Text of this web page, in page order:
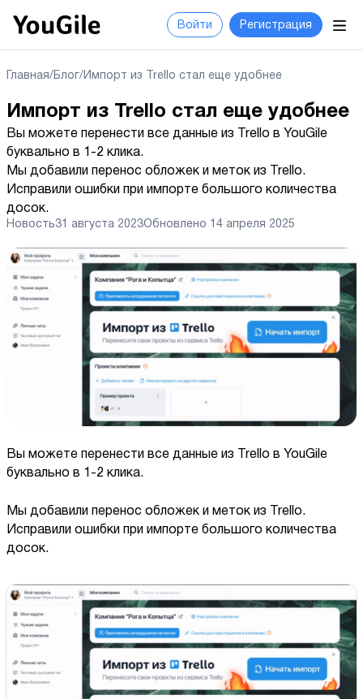
Войти Регистрация
Главная/ Блог/ Импорт из Trello стал еще удобнее
Импорт из Trello стал еще удобнее
Вы можете перенести все данные из Trello в YouGile
буквально в 1-2 клика.
Мы добавили перенос обложек и меток из Trello.
Исправили ошибки при импорте большого количества
досок.
Новость31 августа 2023Обновлено 14 апреля 2025
Вы можете перенести все данные из Trello в YouGile
буквально в 1-2 клика.
Мы добавили перенос обложек и меток из Trello.
Исправили ошибки при импорте большого количества
досок.